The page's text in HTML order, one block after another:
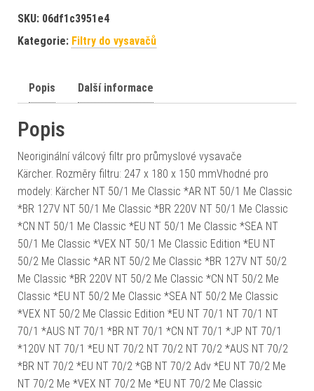
SKU: 06df1c3951e4
Kategorie: Filtry do vysavačů
Popis Další informace
Popis
Neoriginální válcový filtr pro průmyslové vysavače
Kärcher. Rozměry filtru: 247 x 180 x 150 mmVhodné pro
modely: Kärcher NT 50/1 Me Classic *AR NT 50/1 Me Classic
*BR 127V NT 50/1 Me Classic *BR 220V NT 50/1 Me Classic
*CN NT 50/1 Me Classic *EU NT 50/1 Me Classic *SEA NT
50/1 Me Classic *VEX NT 50/1 Me Classic Edition *EU NT
50/2 Me Classic *AR NT 50/2 Me Classic *BR 127V NT 50/2
Me Classic *BR 220V NT 50/2 Me Classic *CN NT 50/2 Me
Classic *EU NT 50/2 Me Classic *SEA NT 50/2 Me Classic
*VEX NT 50/2 Me Classic Edition *EU NT 70/1 NT 70/1 NT
70/1 *AUS NT 70/1 *BR NT 70/1 *CN NT 70/1 *JP NT 70/1
*120V NT 70/1 *EU NT 70/2 NT 70/2 NT 70/2 *AUS NT 70/2
*BR NT 70/2 *EU NT 70/2 *GB NT 70/2 Adv *EU NT 70/2 Me
NT 70/2 Me *VEX NT 70/2 Me *EU NT 70/2 Me Classic